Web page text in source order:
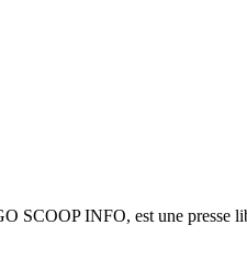
SCOOP INFO, est une